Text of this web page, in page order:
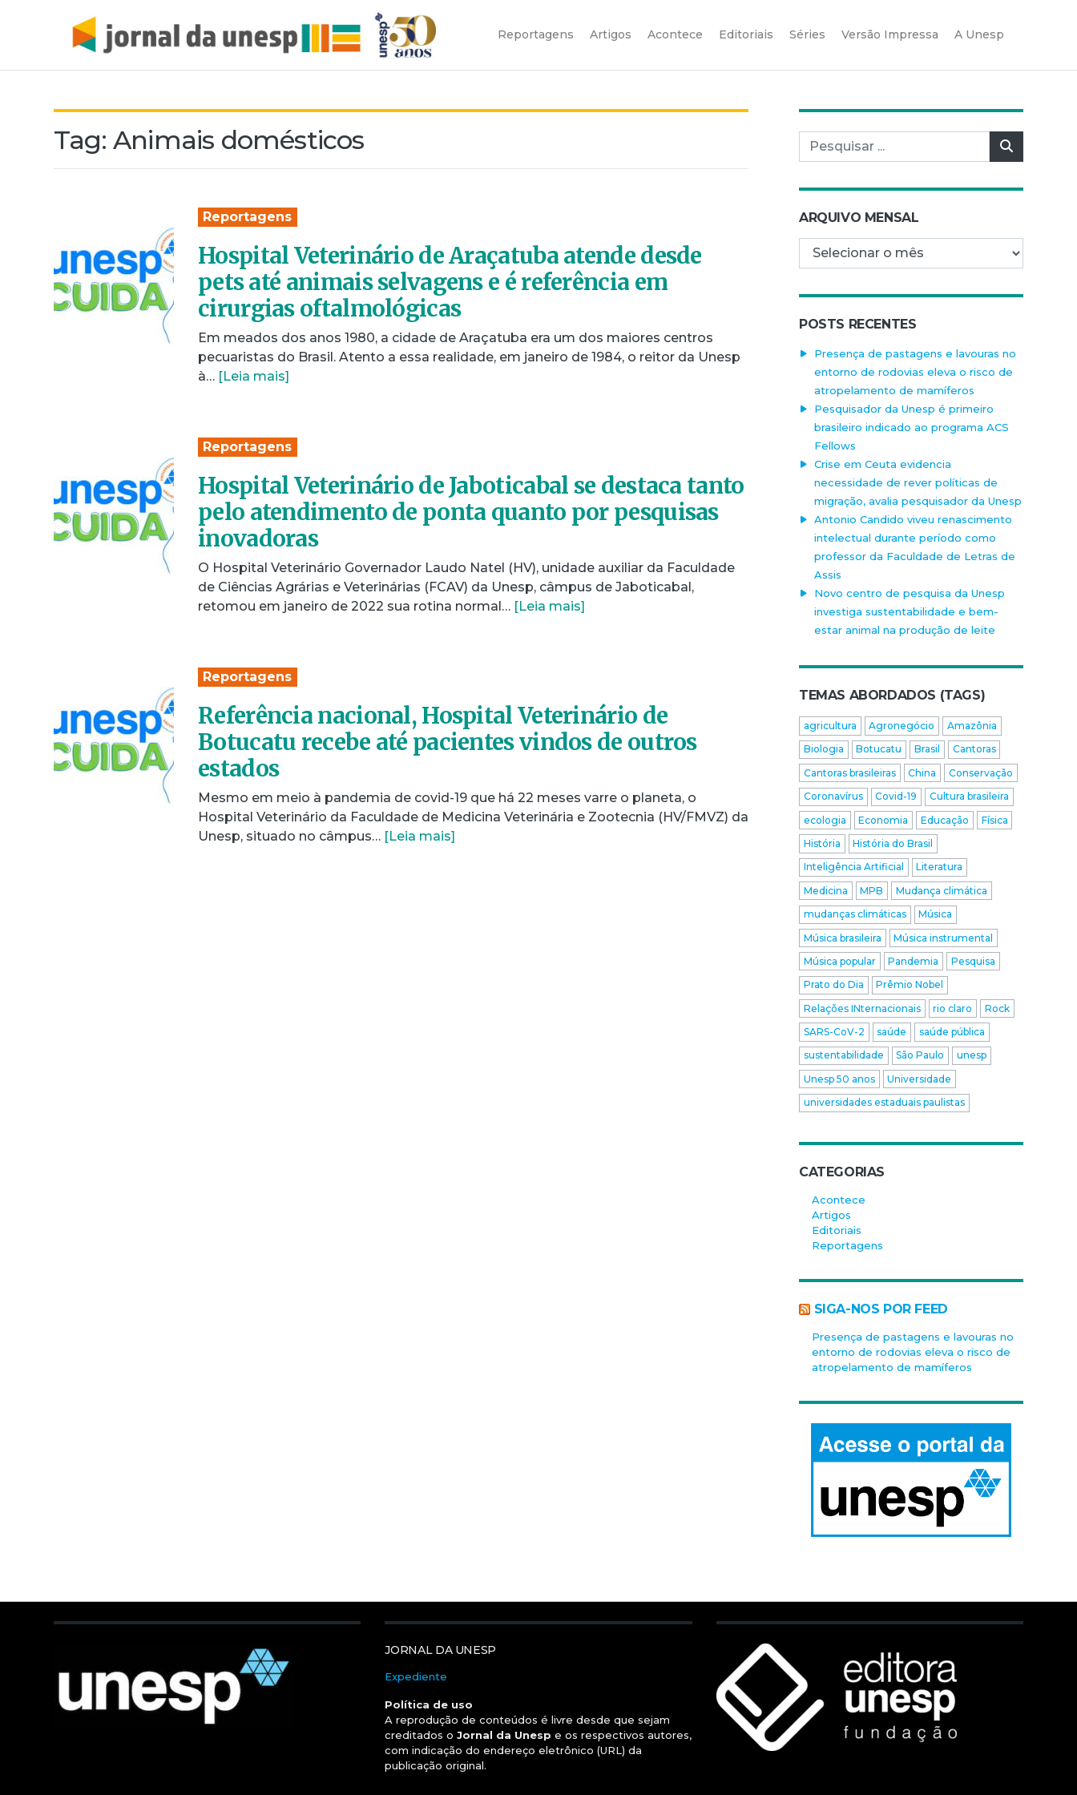
Reportagens Artigos Acontece Editoriais Séries Versão Impressa A Unesp
Tag: Animais domésticos
Reportagens
Hospital Veterinário de Araçatuba atende desde
pets até animais selvagens e é referência em
cirurgias oftalmológicas
Em meados dos anos 1980, a cidade de Araçatuba era um dos maiores centros
pecuaristas do Brasil. Atento a essa realidade, em janeiro de 1984, o reitor da Unesp
à… [Leia mais]
Reportagens
Hospital Veterinário de Jaboticabal se destaca tanto
pelo atendimento de ponta quanto por pesquisas
inovadoras
O Hospital Veterinário Governador Laudo Natel (HV), unidade auxiliar da Faculdade
de Ciências Agrárias e Veterinárias (FCAV) da Unesp, câmpus de Jaboticabal,
retomou em janeiro de 2022 sua rotina normal… [Leia mais]
Reportagens
Referência nacional, Hospital Veterinário de
Botucatu recebe até pacientes vindos de outros
estados
Mesmo em meio à pandemia de covid-19 que há 22 meses varre o planeta, o
Hospital Veterinário da Faculdade de Medicina Veterinária e Zootecnia (HV/FMVZ) da
Unesp, situado no câmpus… [Leia mais]
Pesquisar por:
ARQUIVO MENSAL
Arquivo mensal
POSTS RECENTES
Presença de pastagens e lavouras no
entorno de rodovias eleva o risco de
atropelamento de mamíferos
Pesquisador da Unesp é primeiro
brasileiro indicado ao programa ACS
Fellows
Crise em Ceuta evidencia
necessidade de rever políticas de
migração, avalia pesquisador da Unesp
Antonio Candido viveu renascimento
intelectual durante período como
professor da Faculdade de Letras de
Assis
Novo centro de pesquisa da Unesp
investiga sustentabilidade e bem-
estar animal na produção de leite
TEMAS ABORDADOS (TAGS)
agricultura Agronegócio
Amazônia
Biologia
Botucatu Brasil
Cantoras
Cantoras brasileiras
China
Conservação
Coronavírus
Covid-19
Cultura brasileira
ecologia
Economia Educação
Física
História
História do Brasil
Inteligência Artificial
Literatura
Medicina
MPB
Mudança climática
mudanças climáticas
Música
Música brasileira
Música instrumental
Música popular
Pandemia
Pesquisa
Prato do Dia
Prêmio Nobel
Relações INternacionais
rio claro
Rock
SARS-CoV-2
saúde
saúde pública
sustentabilidade
São Paulo
unesp
Unesp 50 anos
Universidade
universidades estaduais paulistas
CATEGORIAS
Acontece
Artigos
Editoriais
Reportagens
SIGA-NOS POR FEED
Presença de pastagens e lavouras no
entorno de rodovias eleva o risco de
atropelamento de mamíferos
JORNAL DA UNESP
Expediente
Política de uso
A reprodução de conteúdos é livre desde que sejam
creditados oJornal da Unesp e os respectivos autores,
com indicação do endereço eletrônico (URL) da
publicação original.